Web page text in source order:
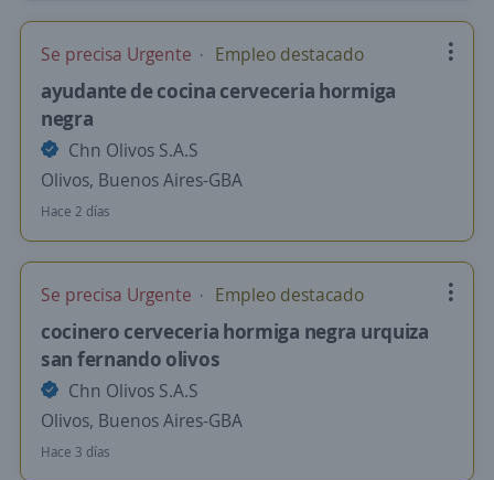
Se precisa Urgente Empleo destacado
ayudante de cocina cerveceria hormiga
negra
Chn Olivos S.A.S
Olivos, Buenos Aires-GBA
Hace 2 días
Se precisa Urgente Empleo destacado
cocinero cerveceria hormiga negra urquiza
san fernando olivos
Chn Olivos S.A.S
Olivos, Buenos Aires-GBA
Hace 3 días